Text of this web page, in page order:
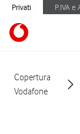
Privati P.IVA e
Copertura
Vodafone